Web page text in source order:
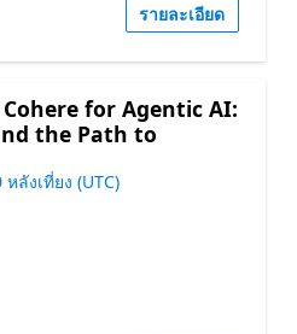
รายละเอียด
for Agentic AI:
the Path to
ลังเที่ยง (UTC)